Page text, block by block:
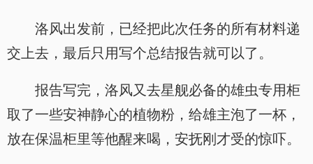
洛风出发前，已经把此次任务的所有材料递
交上去，最后只用写个总结报告就可以了。
报告写完，洛风又去星舰必备的雄虫专用柜
取了一些安神静心的植物粉，给雄主泡了一杯，
放在保温柜里等他醒来喝，安抚刚才受的惊吓。